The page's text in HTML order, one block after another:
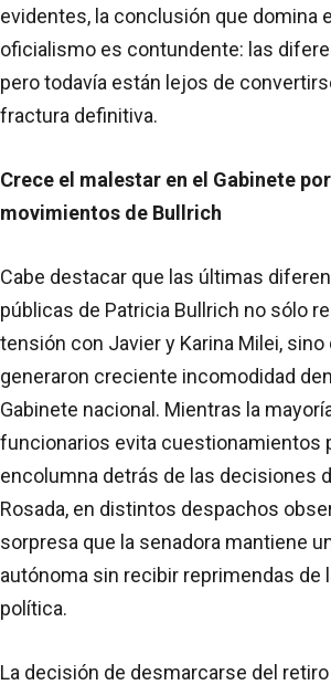
evidentes, la conclusión que domina
oficialismo es contundente: las
pero todavía están lejos de
fractura definitiva.
Crece el malestar en el Gabinete
movimientos de Bullrich
Cabe destacar que las últimas
públicas de Patricia Bullrich no sólo
tensión con Javier y Karina Milei,
generaron creciente incomodidad
Gabinete nacional. Mientras la
funcionarios evita cuestionamientos
encolumna detrás de las decisiones
Rosada, en distintos despachos
sorpresa que la senadora mantiene
autónoma sin recibir reprimendas de
política.
La decisión de desmarcarse del